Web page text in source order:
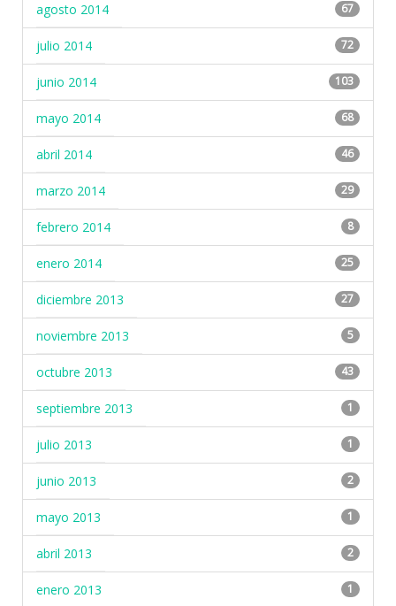
agosto 2014 67
julio 2014 72
junio 2014 103
mayo 2014 68
abril 2014 46
marzo 2014 29
febrero 2014 8
enero 2014 25
diciembre 2013 27
noviembre 2013 5
octubre 2013 43
septiembre 2013 1
julio 2013 1
junio 2013 2
mayo 2013 1
abril 2013 2
enero 2013 1